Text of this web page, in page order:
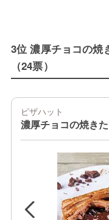
3位 濃厚チョコの焼
（24票）
ピザハット
濃厚チョコの焼き